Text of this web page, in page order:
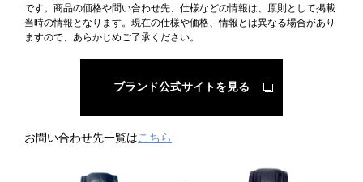
です。商品の価格や問い合わせ先、仕様などの情報は、原則として掲載
当時の情報となります。現在の仕様や価格、情報とは異なる場合があり
ますので、あらかじめご了承ください。
ブランド公式サイトを見る
お問い合わせ先一覧はこちら